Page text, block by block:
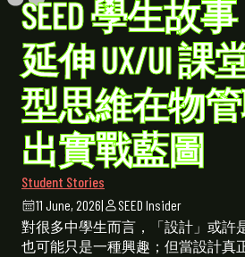
SEED 學生故
延伸 UX/UI 課
型思維在物
出實戰藍圖
Student Stories
11 June, 2026| SEED Insider
對很多中學生而言，「設計」或許
也可能只是一種興趣；但當設計真